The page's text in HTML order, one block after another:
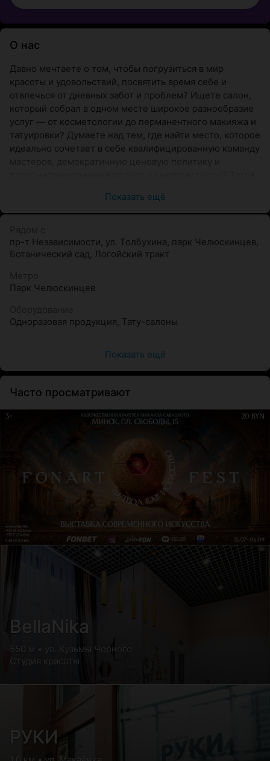
О нас
Давно мечтаете о том, чтобы погрузиться в мир
красоты и удовольствий, посвятить время себе и
отвлечься от дневных забот и проблем? Ищете салон,
который собрал в одном месте широкое разнообразие
услуг — от косметологии до перманентного макияжа и
татуировки? Думаете над тем, где найти место, которое
идеально сочетает в себе квалифицированную команду
именно то, что Вам нужно.
Быстрый ритм жизни заставляет нас откладываться
время, которое мы хотим потратить на себя. Однако
время себе в уютной обстановке салона.
Перманентный макияж
Коррекция фигуры
Обучение и консультации по пирсингу, татуировке и
перманентному макияжу
Продажа тату оборудования: краски для татуировок,
Продажа аксессуаров из кожи: кожаные браслеты,
брелоки, а также временные татуировки (флеш-тату)
Главной гордостью «Салона 3000» являются его
квалифицированные мастера, профессионалы своего
Команда студии не стоит на месте, регулярно посещая
отрабатывая приобретенные навыки на моделях.
но также и дадут дельные советы по уходу за собой в
домашних условиях.
Показать ещё
пр-т Независимости, ул. Толбухина, парк Челюскинцев,
Ботанический сад, Логойский тракт
Парк Челюскинцев
Одноразовая продукция, Тату-салоны
Показать ещё
Часто просматривают
BellaNika
550 м • ул. Кузьмы Чорного
Студия красоты
РУКИ